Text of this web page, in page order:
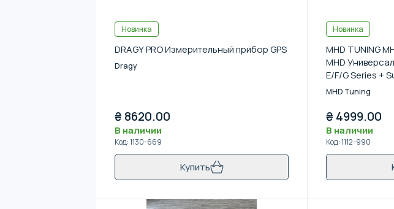
Новинка
DRAGY PRO Измерительный прибор GPS
Dragy
₴ 8620.00
В наличии
Код:1130-669
Купить
Новинка
MHD TUNING
MHD
E/F/G Series +
MHD Tuning
₴ 4999.00
В наличии
Код:1112-990